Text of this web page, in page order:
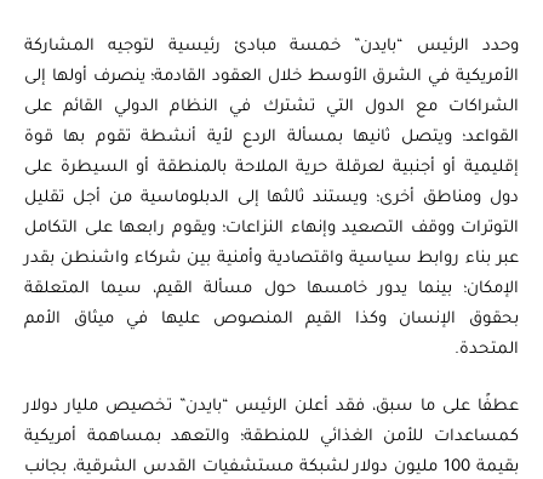
وحدد الرئيس “بايدن” خمسة مبادئ رئيسية لتوجيه المشاركة
الأمريكية في الشرق الأوسط خلال العقود القادمة؛ ينصرف أولها إلى
الشراكات مع الدول التي تشترك في النظام الدولي القائم على
القواعد؛ ويتصل ثانيها بمسألة الردع لأية أنشطة تقوم بها قوة
إقليمية أو أجنبية لعرقلة حرية الملاحة بالمنطقة أو السيطرة على
دول ومناطق أخرى؛ ويستند ثالثها إلى الدبلوماسية من أجل تقليل
التوترات ووقف التصعيد وإنهاء النزاعات؛ ويقوم رابعها على التكامل
عبر بناء روابط سياسية واقتصادية وأمنية بين شركاء واشنطن بقدر
الإمكان؛ بينما يدور خامسها حول مسألة القيم، سيما المتعلقة
بحقوق الإنسان وكذا القيم المنصوص عليها في ميثاق الأمم
المتحدة.
عطفًا على ما سبق، فقد أعلن الرئيس “بايدن” تخصيص مليار دولار
كمساعدات للأمن الغذائي للمنطقة؛ والتعهد بمساهمة أمريكية
بقيمة 100 مليون دولار لشبكة مستشفيات القدس الشرقية، بجانب